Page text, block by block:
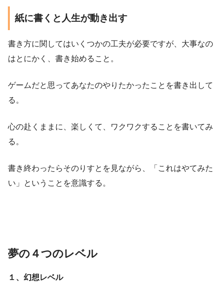
紙に書くと人生が動き出す
書き方に関してはいくつかの工夫が必要ですが、大事なの
はとにかく、書き始めること。
ゲームだと思ってあなたのやりたかったことを書き出して
る。
心の赴くままに、楽しくて、ワクワクすることを書いてみ
る。
書き終わったらそのりすとを見ながら、「これはやてみた
い」ということを意識する。
夢の４つのレベル
１、幻想レベル